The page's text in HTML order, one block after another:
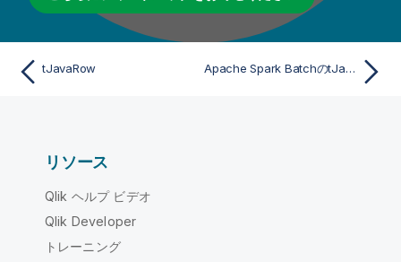
tJavaRow Apache Spark BatchのtJavaRowプロパティ
リソース
Qlik ヘルプ ビデオ
Qlik Developer
トレーニング